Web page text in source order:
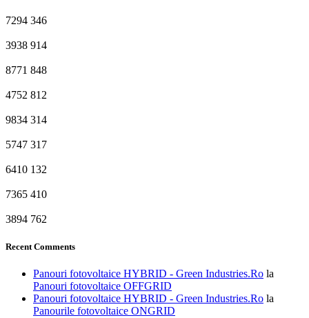
7294 346
3938 914
8771 848
4752 812
9834 314
5747 317
6410 132
7365 410
3894 762
Recent Comments
Panouri fotovoltaice HYBRID - Green Industries.Ro la
Panouri fotovoltaice OFFGRID
Panouri fotovoltaice HYBRID - Green Industries.Ro la
Panourile fotovoltaice ONGRID